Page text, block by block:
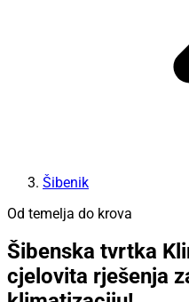
Šibenik
Od temelja do krova
Šibenska tvrtka
cjelovita rješenja